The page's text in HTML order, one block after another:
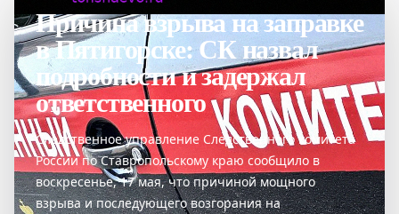
Причина взрыва на заправке
в Пятигорске: СК назвал
подробности и задержал
ответственного
Следственное управление Следственного комитета
России по Ставропольскому краю сообщило в
воскресенье, 17 мая, что причиной мощного
взрыва и последующего возгорания на